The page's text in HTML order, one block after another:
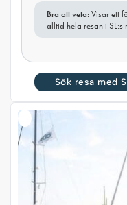
Bra att veta: Visar ett
alltid hela resan i SL:s
Sök resa med